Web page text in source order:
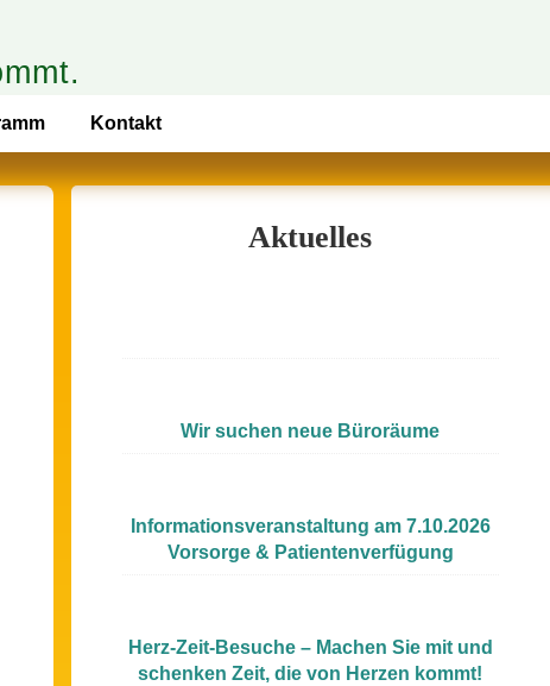
Kontakt
Aktuelles
Wir suchen neue Büroräume
Informationsveranstaltung am 7.10.2026
Vorsorge & Patientenverfügung
Herz-Zeit-Besuche – Machen Sie mit und
schenken Zeit, die von Herzen kommt!